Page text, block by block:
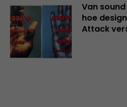
Van
hoe
Attack